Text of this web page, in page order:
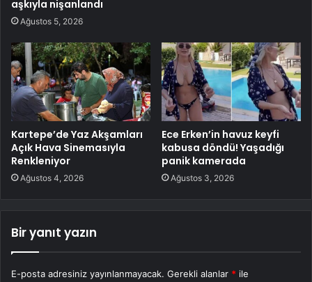
aşkıyla nişanlandı
Ağustos 5, 2026
Kartepe’de Yaz Akşamları
Açık Hava Sinemasıyla
Renkleniyor
Ağustos 4, 2026
Ece Erken’in havuz keyfi
kabusa döndü! Yaşadığı
panik kamerada
Ağustos 3, 2026
Bir yanıt yazın
E-posta adresiniz yayınlanmayacak. Gerekli alanlar * ile